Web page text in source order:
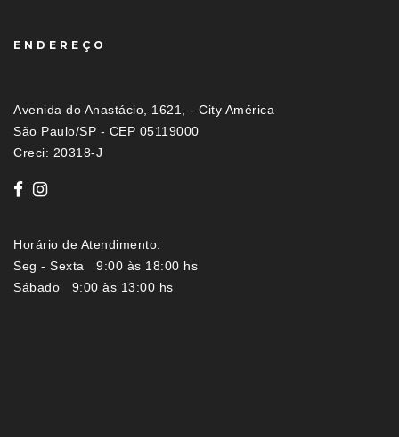
ENDEREÇO
Avenida do Anastácio, 1621, - City América
São Paulo/SP - CEP 05119000
Creci: 20318-J
Horário de Atendimento:
Seg - Sexta 9:00 às 18:00 hs
Sábado 9:00 às 13:00 hs